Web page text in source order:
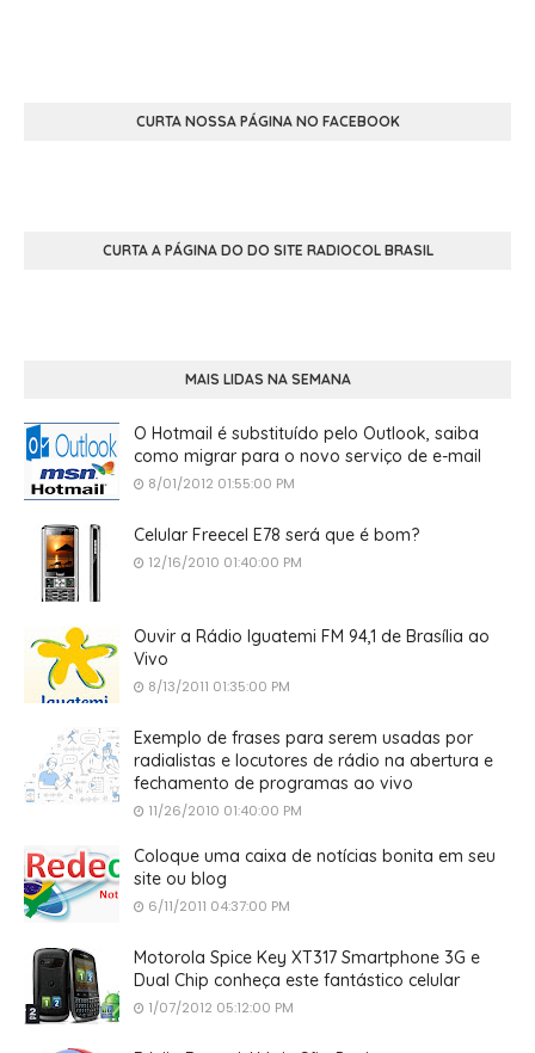
CURTA NOSSA PÁGINA NO FACEBOOK
CURTA A PÁGINA DO DO SITE RADIOCOL BRASIL
MAIS LIDAS NA SEMANA
O Hotmail é substituído pelo Outlook, saiba
como migrar para o novo serviço de e-mail
8/01/2012 01:55:00 PM
Celular Freecel E78 será que é bom?
12/16/2010 01:40:00 PM
Ouvir a Rádio Iguatemi FM 94,1 de Brasília ao
Vivo
8/13/2011 01:35:00 PM
Exemplo de frases para serem usadas por
radialistas e locutores de rádio na abertura e
fechamento de programas ao vivo
11/26/2010 01:40:00 PM
Coloque uma caixa de notícias bonita em seu
site ou blog
6/11/2011 04:37:00 PM
Motorola Spice Key XT317 Smartphone 3G e
Dual Chip conheça este fantástico celular
1/07/2012 05:12:00 PM